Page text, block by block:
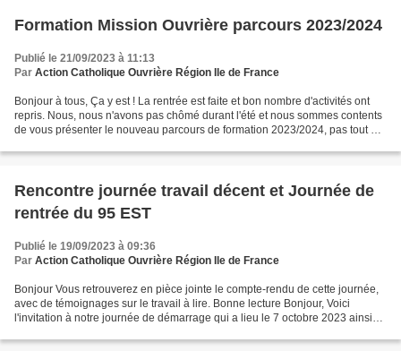
Formation Mission Ouvrière parcours 2023/2024
Publié le 21/09/2023 à 11:13
Par Action Catholique Ouvrière Région Ile de France
Bonjour à tous, Ça y est ! La rentrée est faite et bon nombre d'activités ont
repris. Nous, nous n'avons pas chômé durant l'été et nous sommes contents
de vous présenter le nouveau parcours de formation 2023/2024, pas tout à
Rencontre journée travail décent et Journée de
rentrée du 95 EST
Publié le 19/09/2023 à 09:36
Par Action Catholique Ouvrière Région Ile de France
Bonjour Vous retrouverez en pièce jointe le compte-rendu de cette journée,
avec de témoignages sur le travail à lire. Bonne lecture Bonjour, Voici
l'invitation à notre journée de démarrage qui a lieu le 7 octobre 2023 ainsi